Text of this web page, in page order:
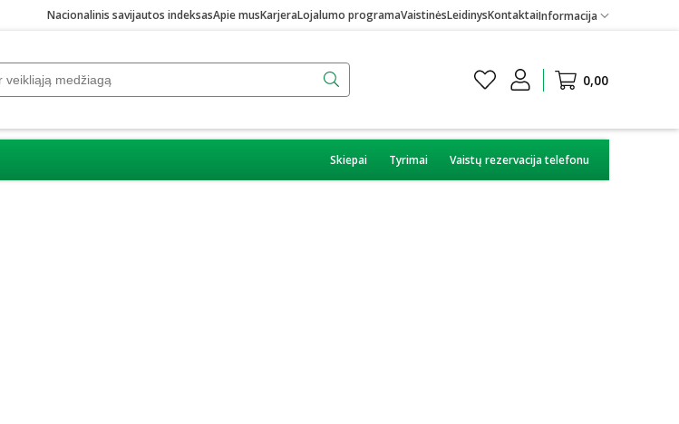
Nacionalinis savijautos indeksasApie musKarjeraLojalumo programaVaistinėsLeidinysKontaktaiInformacija
0,00
Skiepai Tyrimai Vaistų rezervacija telefonu